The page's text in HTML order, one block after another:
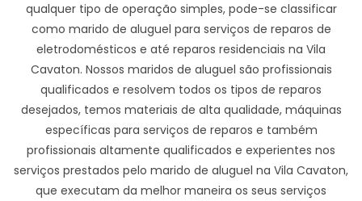
qualquer tipo de operação simples, pode-se classificar
como marido de aluguel para serviços de reparos de
eletrodomésticos e até reparos residenciais na Vila
Cavaton. Nossos maridos de aluguel são profissionais
qualificados e resolvem todos os tipos de reparos
desejados, temos materiais de alta qualidade, máquinas
específicas para serviços de reparos e também
profissionais altamente qualificados e experientes nos
serviços prestados pelo marido de aluguel na Vila Cavaton,
que executam da melhor maneira os seus serviços